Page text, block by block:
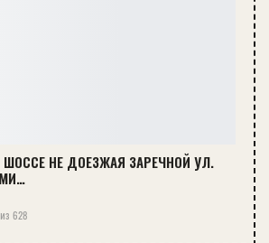
НЕ ДОЕЗЖАЯ ЗАРЕЧНОЙ УЛ.
628